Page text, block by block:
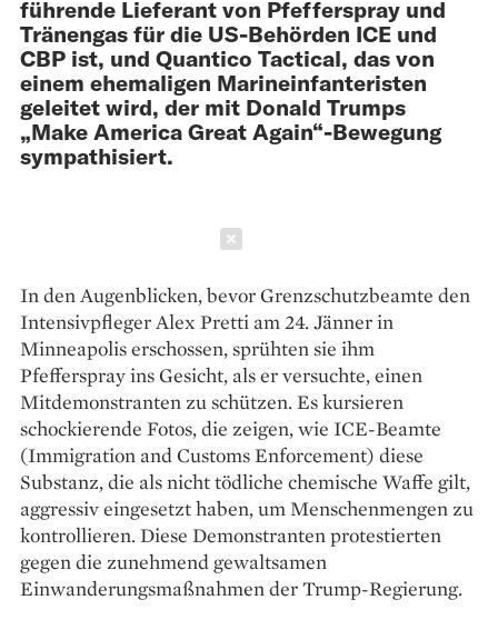
führende Lieferant von Pfefferspray und
Tränengas für die US-Behörden ICE und
CBP ist, und Quantico Tactical, das von
einem ehemaligen Marine­infanteristen
geleitet wird, der mit Donald Trumps
„Make America Great Again“-­Bewegung
sympathisiert.
In den Augenblicken, bevor Grenzschutzbeamte den
Intensivpfleger Alex Pretti am 24. Jänner in
Minneapolis erschossen, sprühten sie ihm
Pfefferspray ins Gesicht, als er versuchte, einen
Mitdemonstranten zu schützen. Es kursieren
schockierende Fotos, die zeigen, wie ICE-Beamte
(Immigration and Customs Enforcement) diese
Substanz, die als nicht tödliche chemische Waffe gilt,
aggressiv eingesetzt haben, um Menschenmengen zu
kontrollieren. Diese Demonstranten protestierten
gegen die zunehmend gewaltsamen
Einwanderungsmaßnahmen der Trump-Regierung.